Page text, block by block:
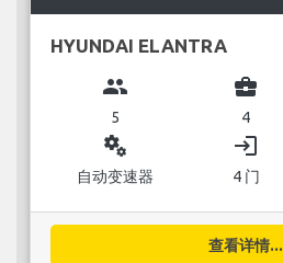
HYUNDAI ELANTRA
group
5
business_center
4
miscellaneous_services
自动变速器
login
4 门
查看详情...